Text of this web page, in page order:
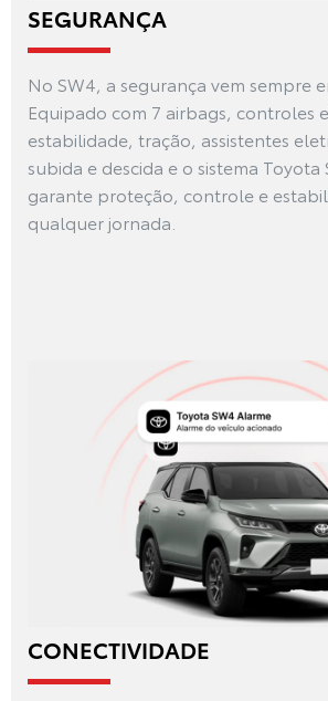
SEGURANÇA
No SW4, a segurança vem sempre
Equipado com 7 airbags, controles
estabilidade, tração, assistentes
subida e descida e o sistema Toyota
garante proteção, controle e
qualquer jornada.
CONECTIVIDADE